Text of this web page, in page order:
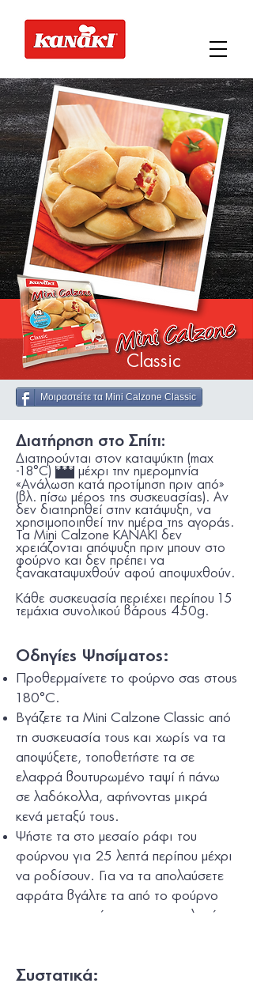
Classic
Μοιραστείτε τα Mini Calzone Classic
Διατήρηση στο Σπίτι:
Διατηρούνται στον καταψύκτη (max
-18°C) *** μέχρι την ημεροµηνία
«Ανάλωση κατά προτίμηση πριν από»
(βλ. πίσω μέρος της συσκευασίας). Αν
δεν διατηρηθεί στην κατάψυξη, να
χρησιμοποιηθεί την ημέρα της αγοράς.
Τα Mini Calzone KANAKI δεν
χρειάζονται απόψυξη πριν μπουν στο
φούρνο και δεν πρέπει να
ξανακαταψυχθούν αφού αποψυχθούν.
Κάθε συσκευασία περιέχει περίπου 15
τεμάχια συνολικού βάρους 450g.
Οδηγίες Ψησίματος:
Προθερμαίνετε το φούρνο σας στους
180°C.
Βγάζετε τα Mini Calzone Classic από
τη συσκευασία τους και χωρίς να τα
αποψύξετε, τοποθετήστε τα σε
ελαφρά βουτυρωμένο ταψί ή πάνω
σε λαδόκολλα, αφήνοντας μικρά
κενά μεταξύ τους.
Ψήστε τα στο μεσαίο ράφι του
φούρνου για 25 λεπτά περίπου μέχρι
να ροδίσουν. Για να τα απολαύσετε
αφράτα βγάλτε τα από το φούρνο
πριν να σκουρύνουν και να σκληρύνει
Συστατικά: